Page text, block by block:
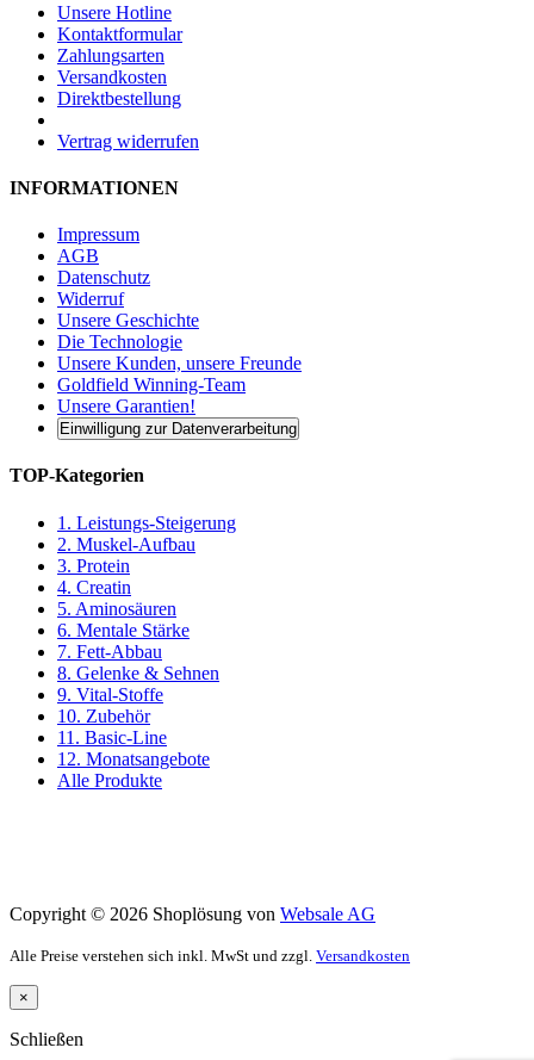
Unsere Hotline
Kontaktformular
Zahlungsarten
Versandkosten
Direktbestellung
Vertrag widerrufen
INFORMATIONEN
Impressum
AGB
Datenschutz
Widerruf
Unsere Geschichte
Die Technologie
Unsere Kunden, unsere Freunde
Goldfield Winning-Team
Unsere Garantien!
Einwilligung zur Datenverarbeitung
TOP-Kategorien
1. Leistungs-Steigerung
2. Muskel-Aufbau
3. Protein
4. Creatin
5. Aminosäuren
6. Mentale Stärke
7. Fett-Abbau
8. Gelenke & Sehnen
9. Vital-Stoffe
10. Zubehör
11. Basic-Line
12. Monatsangebote
Alle Produkte
Copyright © 2026 Shoplösung von Websale AG
Alle Preise verstehen sich inkl. MwSt und zzgl. Versandkosten
×
Schließen